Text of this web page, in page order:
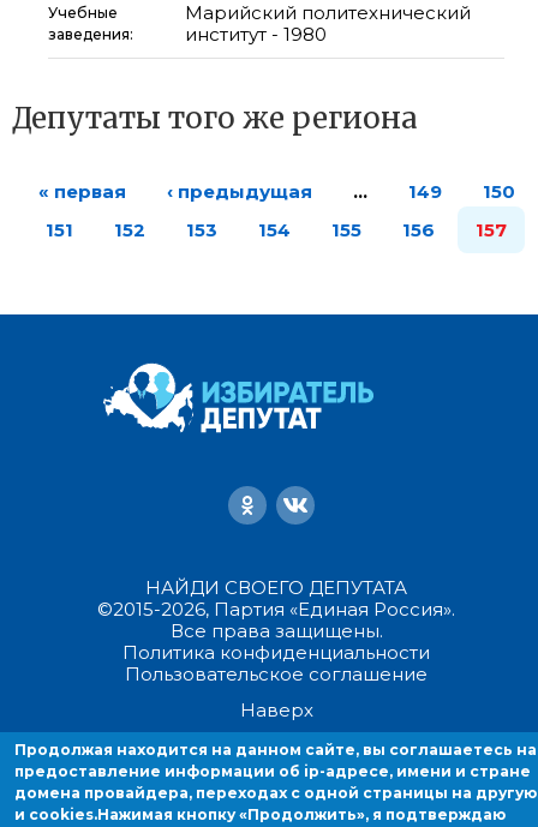
Учебные
заведения:
Марийский политехнический
институт - 1980
Депутаты того же региона
« первая ‹ предыдущая … 149
150
151
152 153 154 155 156 157
НАЙДИ СВОЕГО ДЕПУТАТА
©2015-2026, Партия «Единая Россия».
Все права защищены.
Политика конфиденциальности
Пользовательское соглашение
Наверх
Техническая поддержка по проекту
Продолжая находиться на данном сайте, вы соглашаетесь на
Продолжая находится на данном сайте, вы соглашаетесь на
предоставление информации об ip-адресе, имени и стране
домена провайдера, переходах с одной страницы на другую
и cookies.Нажимая кнопку «Продолжить», я подтверждаю